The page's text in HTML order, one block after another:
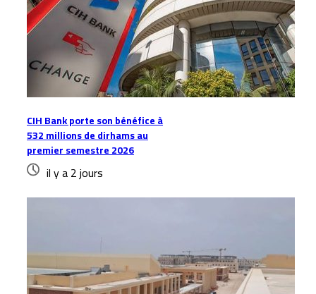
CIH Bank porte son bénéfice à
532 millions de dirhams au
premier semestre 2026
il y a 2 jours